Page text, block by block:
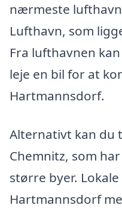
nærmeste
Lufthavn, som
Fra lufthavnen
leje en bil for at
Hartmannsdorf.
Alternativt kan du
Chemnitz, som
større byer.
Hartmannsdorf